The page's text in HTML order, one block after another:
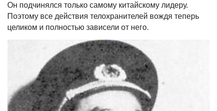
Он подчинялся только самому китайскому лидеру.
Поэтому все действия телохранителей вождя теперь
целиком и полностью зависели от него.